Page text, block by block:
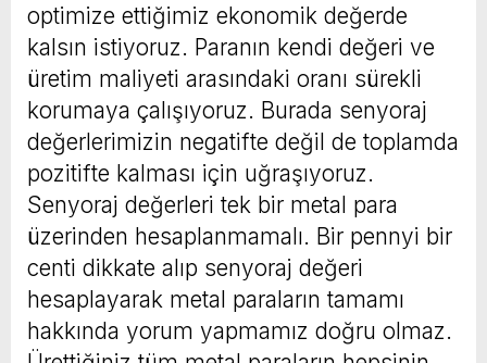
optimize ettiğimiz ekonomik değerde
kalsın istiyoruz. Paranın kendi değeri ve
üretim maliyeti arasındaki oranı sürekli
korumaya çalışıyoruz. Burada senyoraj
değerlerimizin negatifte değil de toplamda
pozitifte kalması için uğraşıyoruz.
Senyoraj değerleri tek bir metal para
üzerinden hesaplanmamalı. Bir pennyi bir
centi dikkate alıp senyoraj değeri
hesaplayarak metal paraların tamamı
hakkında yorum yapmamız doğru olmaz.